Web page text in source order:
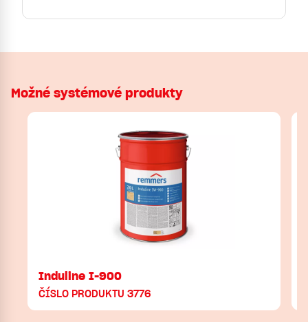
Možné systémové produkty
Induline I-900
ČÍSLO PRODUKTU 3776